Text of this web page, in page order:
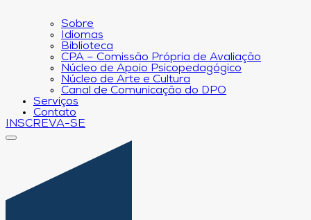
Sobre
Idiomas
Biblioteca
CPA – Comissão Própria de Avaliação
Núcleo de Apoio Psicopedagógico
Núcleo de Arte e Cultura
Canal de Comunicação do DPO
Serviços
Contato
INSCREVA-SE